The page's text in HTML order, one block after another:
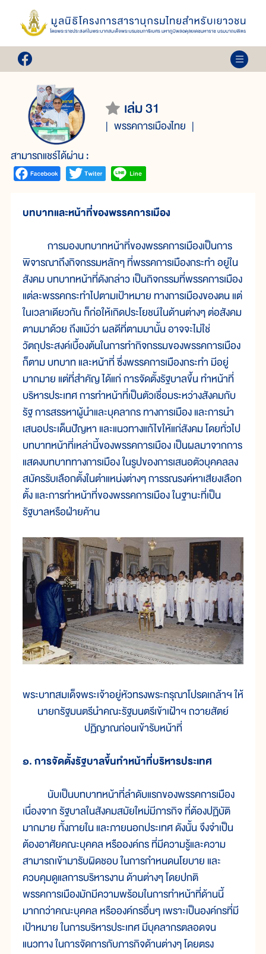
เล่ม 31
พรรคการเมืองไทย
สามารถแชร์ได้ผ่าน :
บทบาทและหน้าที่ของพรรคการเมือง
การมองบทบาทหน้าที่ของพรรคการเมืองเป็นการ
พิจารณาถึงกิจกรรมหลักๆ ที่พรรคการเมืองกระทำ อยู่ใน
สังคม บทบาทหน้าที่ดังกล่าว เป็นกิจกรรมที่พรรคการเมือง
แต่ละพรรคกระทำไปตามเป้าหมาย ทางการเมืองของตน แต่
ในเวลาเดียวกัน ก็ก่อให้เกิดประโยชน์ในด้านต่างๆ ต่อสังคม
ตามมาด้วย ถึงแม้ว่า ผลดีที่ตามมานั้น อาจจะไม่ใช่
วัตถุประสงค์เบื้องต้นในการทำกิจกรรมของพรรคการเมือง
ก็ตาม บทบาท และหน้าที่ ซึ่งพรรคการเมืองกระทำ มีอยู่
มากมาย แต่ที่สำคัญ ได้แก่ การจัดตั้งรัฐบาลขึ้น ทำหน้าที่
บริหารประเทศ การทำหน้าที่เป็นตัวเชื่อมระหว่างสังคมกับ
รัฐ การสรรหาผู้นำและบุคลากร ทางการเมือง และการนำ
เสนอประเด็นปัญหา และแนวทางแก้ไขให้แก่สังคม โดยทั่วไป
บทบาทหน้าที่เหล่านี้ของพรรคการเมือง เป็นผลมาจากการ
แสดงบทบาททางการเมือง ในรูปของการเสนอตัวบุคคลลง
สมัครรับเลือกตั้งในตำแหน่งต่างๆ การรณรงค์หาเสียงเลือก
ตั้ง และการทำหน้าที่ของพรรคการเมือง ในฐานะที่เป็น
รัฐบาลหรือฝ่ายค้าน
พระบาทสมเด็จพระเจ้าอยู่หัวทรงพระกรุณาโปรดเกล้าฯ ให้
นายกรัฐมนตรีนำคณะรัฐมนตรีเข้าเฝ้าฯ ถวายสัตย์
ปฏิญาณก่อนเข้ารับหน้าที่
๑. การจัดตั้งรัฐบาลขึ้นทำหน้าที่บริหารประเทศ
นับเป็นบทบาทหน้าที่ลำดับแรกของพรรคการเมือง
เนื่องจาก รัฐบาลในสังคมสมัยใหม่มีภารกิจ ที่ต้องปฏิบัติ
มากมาย ทั้งภายใน และภายนอกประเทศ ดังนั้น จึงจำเป็น
ต้องอาศัยคณะบุคคล หรือองค์กร ที่มีความรู้และความ
สามารถเข้ามารับผิดชอบ ในการกำหนดนโยบาย และ
ควบคุมดูแลการบริหารงาน ด้านต่างๆ โดยปกติ
พรรคการเมืองมักมีความพร้อมในการทำหน้าที่ด้านนี้
มากกว่าคณะบุคคล หรือองค์กรอื่นๆ เพราะเป็นองค์กรที่มี
เป้าหมาย ในการบริหารประเทศ มีบุคลากรตลอดจน
แนวทาง ในการจัดการกับภารกิจด้านต่างๆ โดยตรง